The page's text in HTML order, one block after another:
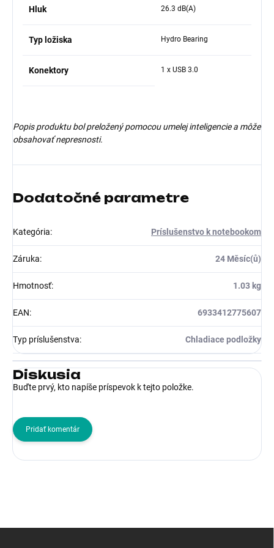
Hluk 26.3 dB(A)
Typ ložiska Hydro Bearing
Konektory 1 x USB 3.0
Popis produktu bol preložený pomocou umelej inteligencie a môže
obsahovať nepresnosti.
Dodatočné parametre
Kategória: Príslušenstvo k notebookom
Záruka: 24 Měsíc(ů)
Hmotnosť: 1.03 kg
EAN: 6933412775607
Typ príslušenstva: Chladiace podložky
Diskusia
Buďte prvý, kto napíše príspevok k tejto položke.
Pridať komentár